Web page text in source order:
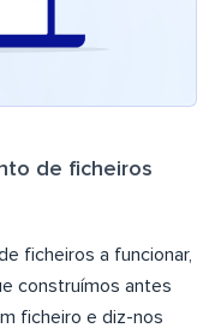
de ficheiros
ficheiros a funcionar,
construímos antes
ficheiro e diz-nos